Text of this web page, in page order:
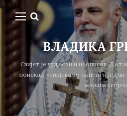
ВЛАДИКА
Свијет је чудесан и неописив.
понекад успијевамо описати
мањим